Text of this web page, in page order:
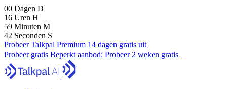
00 Dagen D
16 Uren H
59 Minuten M
40 Seconden S
Probeer Talkpal Premium 14 dagen gratis uit
Probeer gratis Beperkt aanbod: Probeer 2 weken gratis